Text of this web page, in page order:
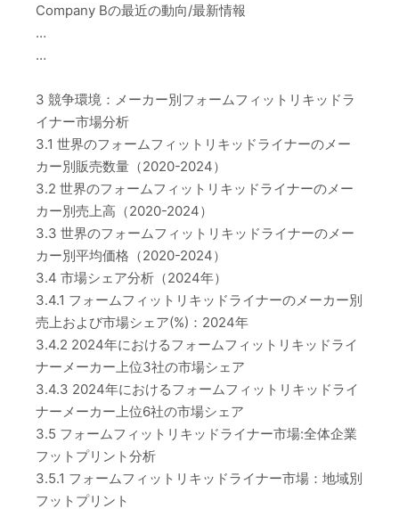
Company Bの最近の動向/最新情報
…
…
3 競争環境：メーカー別フォームフィットリキッドラ
イナー市場分析
3.1 世界のフォームフィットリキッドライナーのメー
カー別販売数量（2020-2024）
3.2 世界のフォームフィットリキッドライナーのメー
カー別売上高（2020-2024）
3.3 世界のフォームフィットリキッドライナーのメー
カー別平均価格（2020-2024）
3.4 市場シェア分析（2024年）
3.4.1 フォームフィットリキッドライナーのメーカー別
売上および市場シェア(%)：2024年
3.4.2 2024年におけるフォームフィットリキッドライ
ナーメーカー上位3社の市場シェア
3.4.3 2024年におけるフォームフィットリキッドライ
ナーメーカー上位6社の市場シェア
3.5 フォームフィットリキッドライナー市場:全体企業
フットプリント分析
3.5.1 フォームフィットリキッドライナー市場：地域別
フットプリント